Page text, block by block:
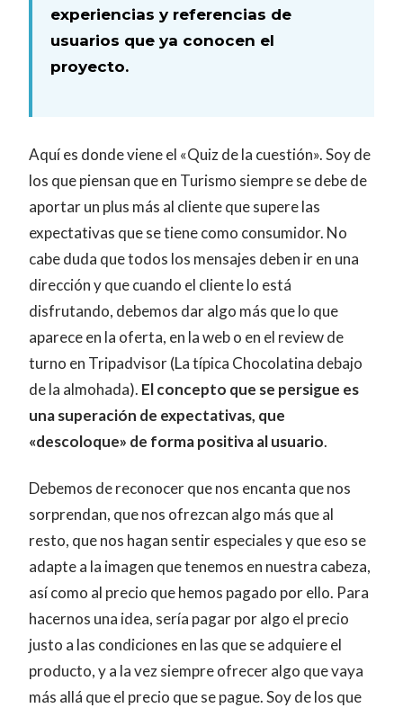
experiencias y referencias de
usuarios que ya conocen el
proyecto.
Aquí es donde viene el «Quiz de la cuestión». Soy de
los que piensan que en Turismo siempre se debe de
aportar un plus más al cliente que supere las
expectativas que se tiene como consumidor. No
cabe duda que todos los mensajes deben ir en una
dirección y que cuando el cliente lo está
disfrutando, debemos dar algo más que lo que
aparece en la oferta, en la web o en el review de
turno en Tripadvisor (La típica Chocolatina debajo
de la almohada). El concepto que se persigue es
una superación de expectativas, que
«descoloque» de forma positiva al usuario.
Debemos de reconocer que nos encanta que nos
sorprendan, que nos ofrezcan algo más que al
resto, que nos hagan sentir especiales y que eso se
adapte a la imagen que tenemos en nuestra cabeza,
así como al precio que hemos pagado por ello. Para
hacernos una idea, sería pagar por algo el precio
justo a las condiciones en las que se adquiere el
producto, y a la vez siempre ofrecer algo que vaya
más allá que el precio que se pague. Soy de los que